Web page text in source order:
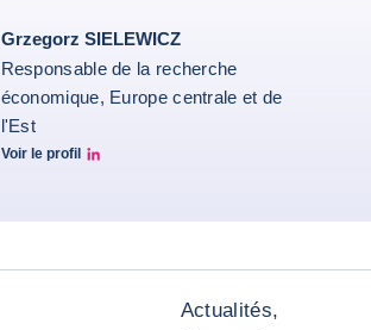
Grzegorz SIELEWICZ
Responsable de la recherche
économique, Europe centrale et de
l'Est
Voir le profil
grzegorz-sielewicz linkedin
Actualités,